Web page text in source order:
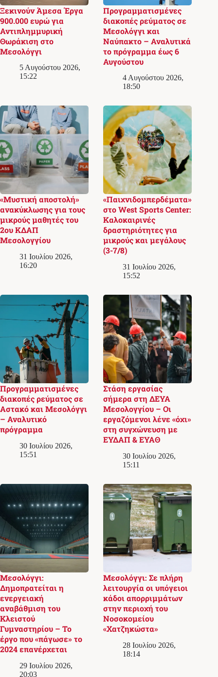
Ξεκινούν Άμεσα Έργα
900.000 ευρώ για
Αντιπλημμυρική
Θωράκιση στο
Μεσολόγγι
5 Αυγούστου 2026,
15:22
Προγραμματισμένες
διακοπές ρεύματος σε
Μεσολόγγι και
Ναύπακτο – Αναλυτικά
το πρόγραμμα έως 6
Αυγούστου
4 Αυγούστου 2026,
18:50
«Μυστική αποστολή»
ανακύκλωσης για τους
μικρούς μαθητές του
2ου ΚΔΑΠ
Μεσολογγίου
31 Ιουλίου 2026,
16:20
«Παιχνιδομπερδέματα»
στο West Sports Center:
Καλοκαιρινές
δραστηριότητες για
μικρούς και μεγάλους
(3-7/8)
31 Ιουλίου 2026,
15:52
Προγραμματισμένες
διακοπές ρεύματος σε
Αστακό και Μεσολόγγι
– Αναλυτικό
πρόγραμμα
30 Ιουλίου 2026,
15:51
Στάση εργασίας
σήμερα στη ΔΕΥΑ
Μεσολογγίου – Οι
εργαζόμενοι λένε «όχι»
στη συγχώνευση με
ΕΥΔΑΠ & ΕΥΑΘ
30 Ιουλίου 2026,
15:11
Μεσολόγγι:
Δημοπρατείται η
ενεργειακή
αναβάθμιση του
Κλειστού
Γυμναστηρίου – Το
έργο που «πάγωσε» το
2024 επανέρχεται
29 Ιουλίου 2026,
20:03
Μεσολόγγι: Σε πλήρη
λειτουργία οι υπόγειοι
κάδοι απορριμμάτων
στην περιοχή του
Νοσοκομείου
«Χατζηκώστα»
28 Ιουλίου 2026,
18:14